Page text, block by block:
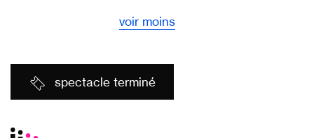
voir moins
spectacle terminé